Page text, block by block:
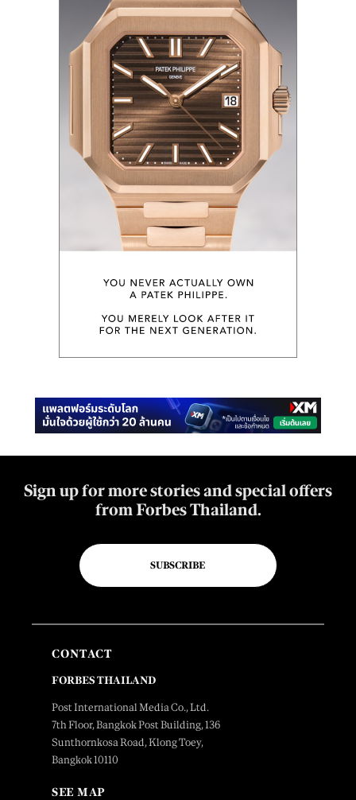
Sign up for more stories and special offers
from Forbes Thailand.
SUBSCRIBE
CONTACT
FORBES THAILAND
Post International Media Co., Ltd.
7th Floor, Bangkok Post Building, 136
Sunthornkosa Road, Klong Toey,
Bangkok 10110
SEE MAP